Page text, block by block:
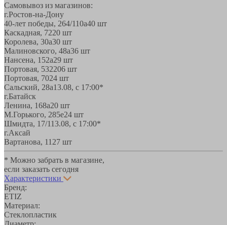
Самовывоз из магазинов:
г.Ростов-на-Дону
40-лет победы, 264/110а40 шт
Каскадная, 7220 шт
Королева, 30а30 шт
Малиновского, 48а36 шт
Нансена, 152а29 шт
Портовая, 532206 шт
Портовая, 7024 шт
Сальский, 28a13.08, с 17:00*
г.Батайск
Ленина, 168а20 шт
М.Горького, 285е24 шт
Шмидта, 17/113.08, с 17:00*
г.Аксай
Вартанова, 11 27 шт
* Можно забрать в магазине,
если заказать сегодня
Характеристики
Бренд:
ETIZ
Материал:
Стеклопластик